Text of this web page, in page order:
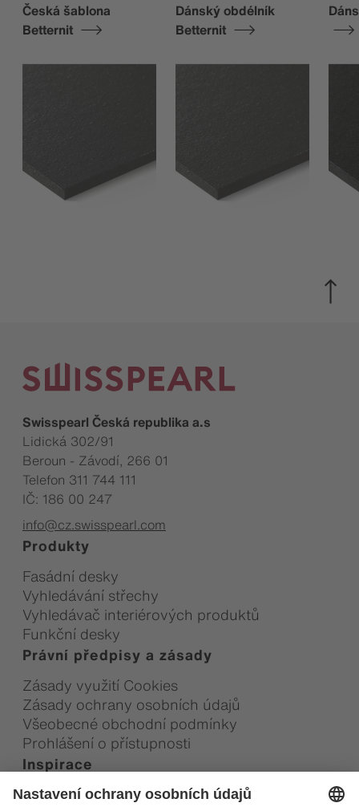
Česká šablona
Betternit
Dánský obdélník
Betternit
Swisspearl Česká republika a.s
Lidická 302/91
Beroun - Závodí, 266 01
Telefon 311 744 111
IČ: 186 00 247
info@cz.swisspearl.com
Produkty
Fasádní desky
Vyhledávání střechy
Vyhledávač interiérových produktů
Funkční desky
Právní předpisy a zásady
Zásady využití Cookies
Zásady ochrany osobních údajů
Všeobecné obchodní podmínky
Prohlášení o přístupnosti
Inspirace
Reference